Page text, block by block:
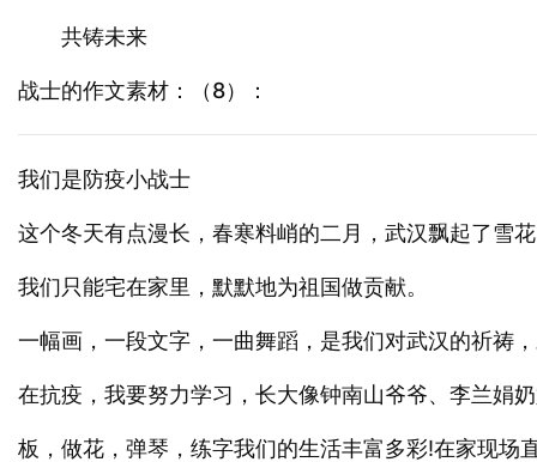
共铸未来
战士的作文素材：（8）：
我们是防疫小战士
这个冬天有点漫长，春寒料峭的二月，武汉飘起了雪
我们只能宅在家里，默默地为祖国做贡献。
一幅画，一段文字，一曲舞蹈，是我们对武汉的祈祷
在抗疫，我要努力学习，长大像钟南山爷爷、李兰娟
板，做花，弹琴，练字我们的生活丰富多彩!在家现场